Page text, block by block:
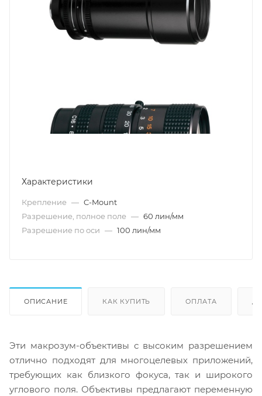
Характеристики
Крепление — C-Mount
Разрешение, полное поле — 60 лин/мм
Разрешение по оси — 100 лин/мм
ОПИСАНИЕ КАК КУПИТЬ ОПЛАТА
Эти макрозум-объективы с высоким разрешением
отлично подходят для многоцелевых приложений,
требующих как близкого фокуса, так и широкого
углового поля. Объективы предлагают переменную